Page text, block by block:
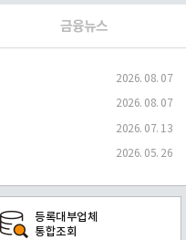
금융뉴스
2026. 08. 07
2026. 08. 07
2026. 07. 13
2026. 05. 26
등록대부업체
통합조회